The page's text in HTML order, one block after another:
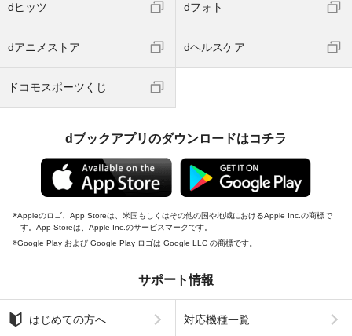
dヒッツ dフォト
dアニメストア dヘルスケア
ドコモスポーツくじ
dブックアプリのダウンロードはコチラ
Appleのロゴ、App Storeは、米国もしくはその他の国や地域におけるApple Inc.の商標で
す。App Storeは、Apple Inc.のサービスマークです。
Google Play および Google Play ロゴは Google LLC の商標です。
サポート情報
はじめての方へ 対応機種一覧